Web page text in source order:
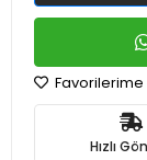
Favorilerime
Hızlı